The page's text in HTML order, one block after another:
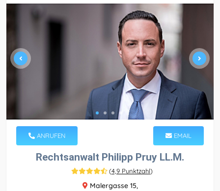
ANRUFEN EMAIL
Rechtsanwalt Philipp Pruy LL.M.
(4,9 Punktzahl)
Malergasse 15,